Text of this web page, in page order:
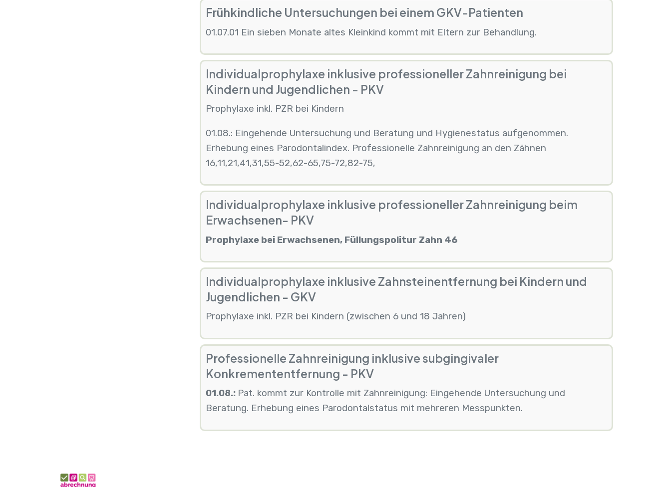
Frühkindliche Untersuchungen bei einem GKV-Patienten
01.07.01 Ein sieben Monate altes Kleinkind kommt mit Eltern zur Behandlung.
Individualprophylaxe inklusive professioneller Zahnreinigung bei
Kindern und Jugendlichen - PKV
Prophylaxe inkl. PZR bei Kindern
01.08.: Eingehende Untersuchung und Beratung und Hygienestatus aufgenommen.
Erhebung eines Parodontalindex. Professionelle Zahnreinigung an den Zähnen
16,11,21,41,31,55-52,62-65,75-72,82-75,
Individualprophylaxe inklusive professioneller Zahnreinigung beim
Erwachsenen- PKV
Prophylaxe bei Erwachsenen, Füllungspolitur Zahn 46
Individualprophylaxe inklusive Zahnsteinentfernung bei Kindern und
Jugendlichen - GKV
Prophylaxe inkl. PZR bei Kindern (zwischen 6 und 18 Jahren)
Professionelle Zahnreinigung inklusive subgingivaler
Konkremententfernung - PKV
01.08.: Pat. kommt zur Kontrolle mit Zahnreinigung: Eingehende Untersuchung und
Beratung. Erhebung eines Parodontalstatus mit mehreren Messpunkten.